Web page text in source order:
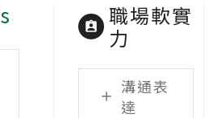
職場軟實
力
溝通表
達